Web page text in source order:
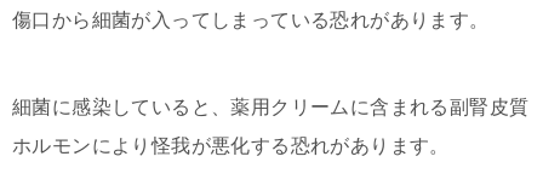
傷口から細菌が入ってしまっている恐れがあります。
細菌に感染していると、薬用クリームに含まれる副腎皮質
ホルモンにより怪我が悪化する恐れがあります。